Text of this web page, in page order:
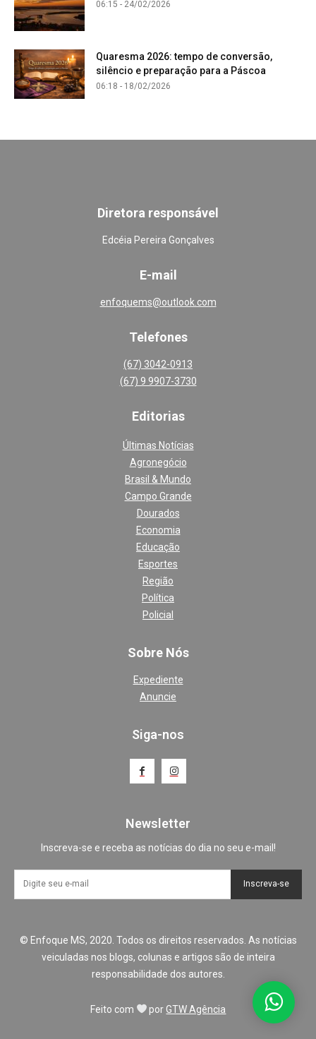
06:15 - 24/02/2026
Quaresma 2026: tempo de conversão,
silêncio e preparação para a Páscoa
06:18 - 18/02/2026
Diretora responsável
Edcéia Pereira Gonçalves
E-mail
enfoquems@outlook.com
Telefones
(67) 3042-0913
(67) 9 9907-3730
Editorias
Últimas Notícias
Agronegócio
Brasil & Mundo
Campo Grande
Dourados
Economia
Educação
Esportes
Região
Política
Policial
Sobre Nós
Expediente
Anuncie
Siga-nos
Newsletter
Inscreva-se e receba as notícias do dia no seu e-mail!
Inscreva-se
© Enfoque MS, 2020. Todos os direitos reservados. As notícias
veiculadas nos blogs, colunas e artigos são de inteira
responsabilidade dos autores.
Feito com porGTW Agência